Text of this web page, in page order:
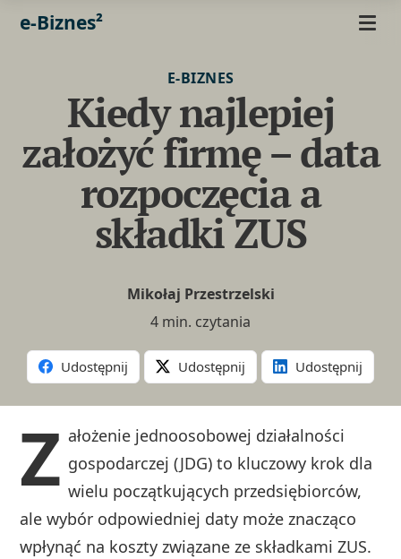
e-Biznes²
E-BIZNES
Kiedy najlepiej
założyć firmę – data
rozpoczęcia a
składki ZUS
Mikołaj Przestrzelski
4 min. czytania
Udostępnij Udostępnij Udostępnij
Z ałożenie jednoosobowej działalności
gospodarczej (JDG) to kluczowy krok dla
wielu początkujących przedsiębiorców,
ale wybór odpowiedniej daty może znacząco
wpłynąć na koszty związane ze składkami ZUS.